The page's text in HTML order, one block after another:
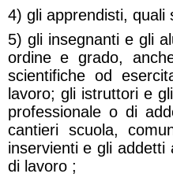
4) gli apprendisti, quali
5) gli insegnanti e gli
ordine e grado,
scientifiche od
lavoro; gli istruttori e
professionale o di
cantieri scuola,
inservienti e gli addetti
di lavoro ;